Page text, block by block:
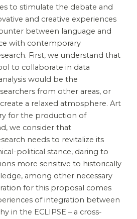
to stimulate the debate and
and creative experiences
between language and
with contemporary
First, we understand that
to collaborate in data
would be the
from other areas, or
a relaxed atmosphere. Art
for the production of
we consider that
needs to revitalize its
political stance, daring to
more sensitive to historically
among other necessary
for this proposal comes
of integration between
in the ECLIPSE – a cross-